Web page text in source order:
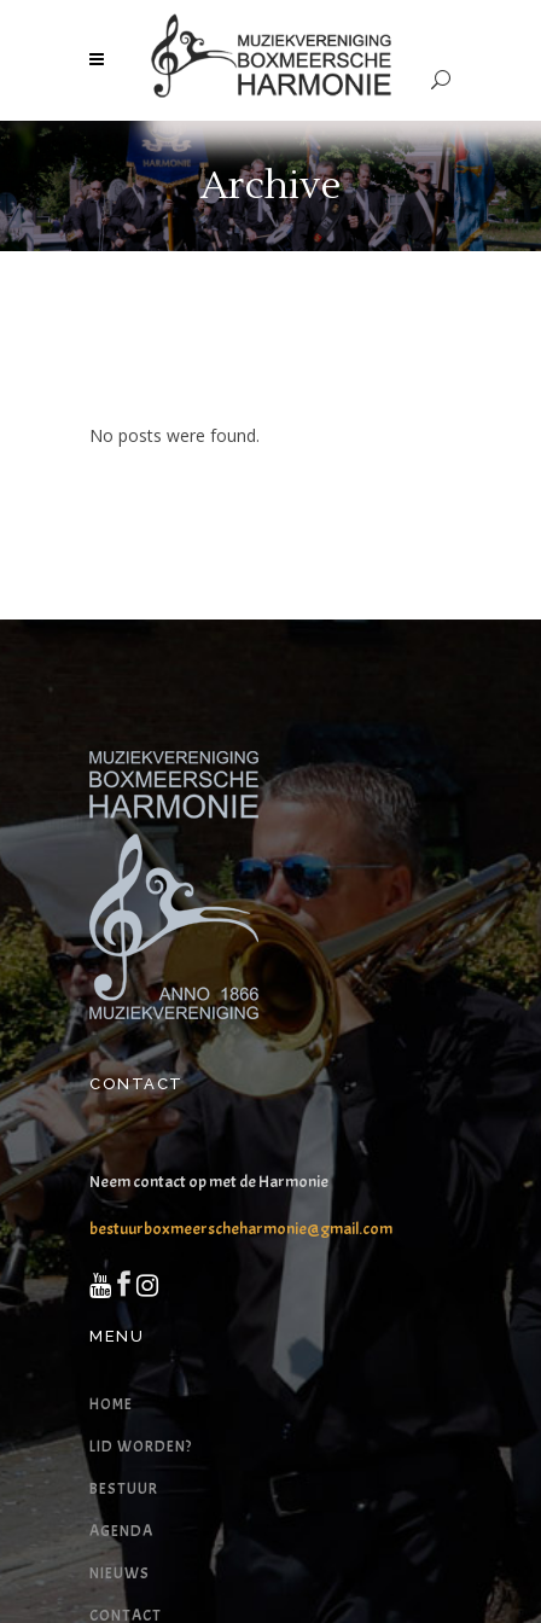
Archive
No posts were found.
CONTACT
Neem contact op met de Harmonie
bestuurboxmeerscheharmonie@gmail.com
MENU
HOME
LID WORDEN?
BESTUUR
AGENDA
NIEUWS
CONTACT